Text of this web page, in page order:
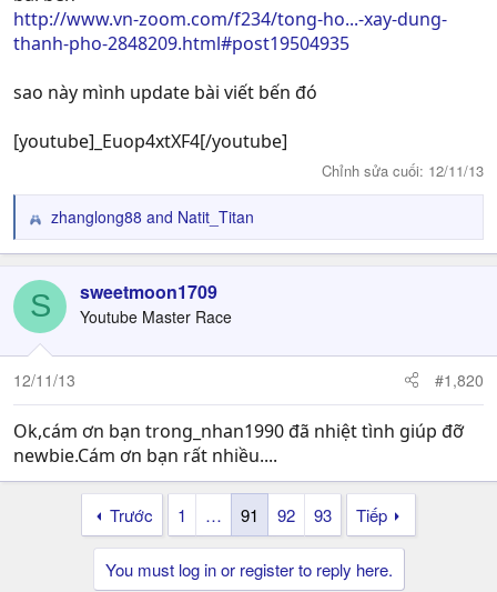
http://www.vn-zoom.com/f234/tong-ho...-xay-dung-
thanh-pho-2848209.html#post19504935
sao này mình update bài viết bến đó
[youtube]_Euop4xtXF4[/youtube]
Chỉnh sửa cuối: 12/11/13
R
e
c
i
o
n
s
zhanglong88 and Natit_Titan
S sweetmoon1709
Youtube Master Race
12/11/13 #1,820
Ok,cám ơn bạn trong_nhan1990 đã nhiệt tình giúp đỡ
newbie.Cám ơn bạn rất nhiều....
Trước 1 … 91 92 93 Tiếp
You must log in or register to reply here.